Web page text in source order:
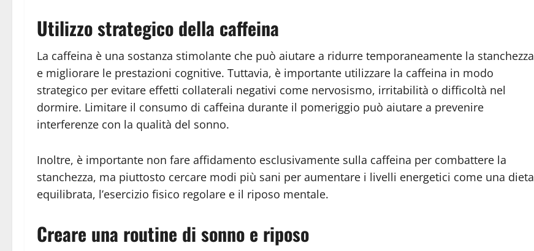
Utilizzo strategico della caffeina
La caffeina è una sostanza stimolante che può aiutare a ridurre temporaneamente la stanchezza
e migliorare le prestazioni cognitive. Tuttavia, è importante utilizzare la caffeina in modo
strategico per evitare effetti collaterali negativi come nervosismo, irritabilità o difficoltà nel
dormire. Limitare il consumo di caffeina durante il pomeriggio può aiutare a prevenire
interferenze con la qualità del sonno.
Inoltre, è importante non fare affidamento esclusivamente sulla caffeina per combattere la
stanchezza, ma piuttosto cercare modi più sani per aumentare i livelli energetici come una dieta
equilibrata, l’esercizio fisico regolare e il riposo mentale.
Creare una routine di sonno e riposo